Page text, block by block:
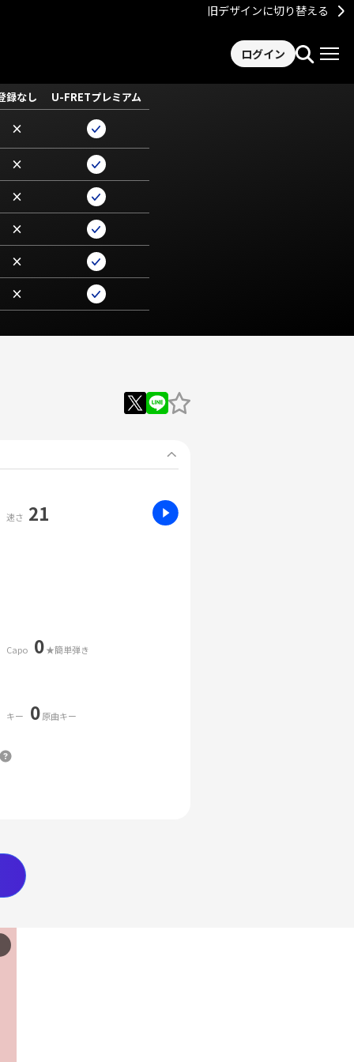
旧デザインに切り替える
ログイン
録なし U-FRETプレミアム
×
×
×
×
×
×
速さ 21
Capo 0★簡単弾き
キー 0原曲キー